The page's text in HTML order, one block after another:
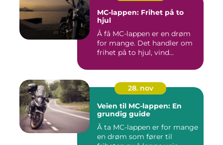
MC-lappen: Frihet på to
hjul
Å få MC-lappen er en drøm
for mange. Det handler om
frihet på to hjul, vind...
28. nov
Veien til MC-lappen: En
grundig guide
Å ta MC-lappen er for mange
en drøm som fører til